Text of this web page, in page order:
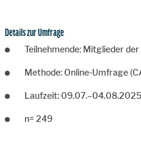
Details zur Umfrage
Teilnehmende: Mitglieder der
Methode: Online-Umfrage
Laufzeit: 09.07.–04.08.2025
n= 249